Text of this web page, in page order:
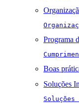
Programa
Boas
Soluções